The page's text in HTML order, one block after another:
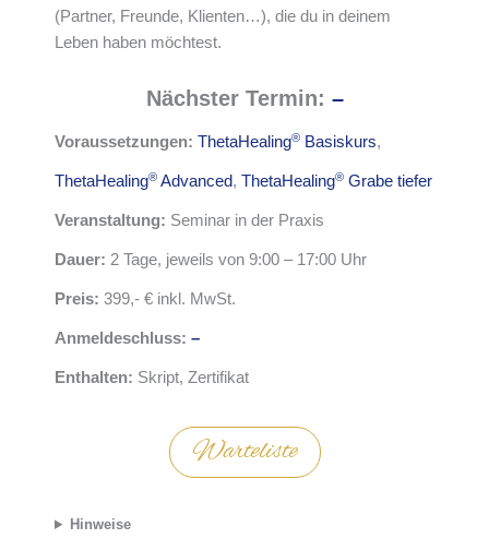
(Partner, Freunde, Klienten…), die du in deinem
Leben haben möchtest.
Nächster Termin: –
Voraussetzungen: ThetaHealing® Basiskurs,
ThetaHealing® Advanced, ThetaHealing® Grabe tiefer
Veranstaltung: Seminar in der Praxis
Dauer: 2 Tage, jeweils von 9:00 – 17:00 Uhr
Preis: 399,- € inkl. MwSt.
Anmeldeschluss: –
Enthalten: Skript, Zertifikat
Warteliste
Hinweise